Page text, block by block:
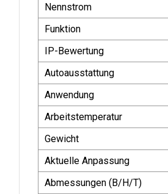
Nennstrom
Funktion
IP-Bewertung
Autoausstattung
Anwendung
Arbeitstemperatur
Gewicht
Aktuelle Anpassung
Abmessungen (B/H/T)